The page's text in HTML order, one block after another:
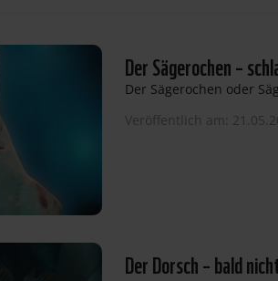
Der Sägerochen –
Der Sägerochen oder
Veröffentlich am:
Der Dorsch – bald